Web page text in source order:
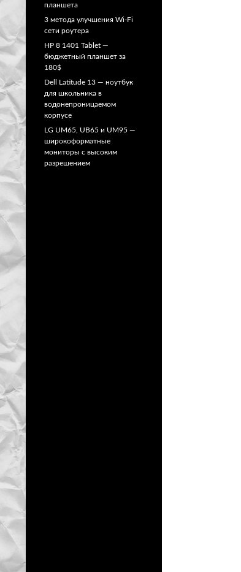
планшета
3 метода улучшения Wi-Fi
сети роутера
HP 8 1401 Tablet —
бюджетный планшет за
180$
Dell Latitude 13 — ноутбук
для школьника в
водонепроницаемом
корпусе
LG UM65, UB65 и UM95 —
широкоформатные
мониторы с высоким
разрешением